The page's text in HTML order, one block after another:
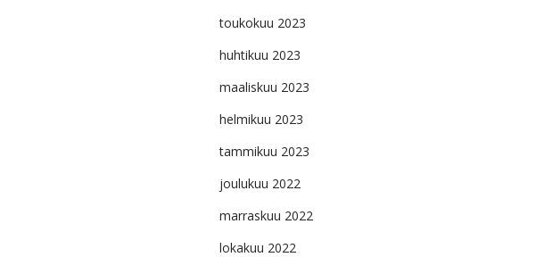
toukokuu 2023
huhtikuu 2023
maaliskuu 2023
helmikuu 2023
tammikuu 2023
joulukuu 2022
marraskuu 2022
lokakuu 2022